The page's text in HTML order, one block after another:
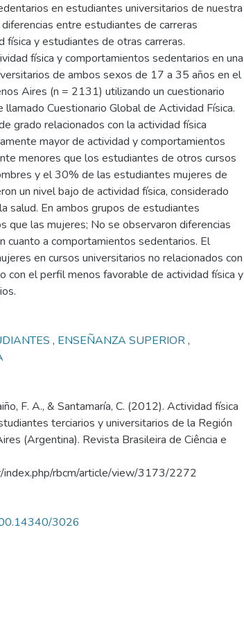
en estudiantes universitarios de nuestra
entre estudiantes de carreras
física y estudiantes de otras carreras.
física y comportamientos sedentarios en una
de ambos sexos de 17 a 35 años en el
Aires (n = 2131) utilizando un cuestionario
Cuestionario Global de Actividad Física.
grado relacionados con la actividad física
mayor de actividad y comportamientos
menores que los estudiantes de otros cursos
y el 30% de las estudiantes mujeres de
un nivel bajo de actividad física, considerado
salud. En ambos grupos de estudiantes
que las mujeres; No se observaron diferencias
cuanto a comportamientos sedentarios. El
en cursos universitarios no relacionados con
con el perfil menos favorable de actividad física y
, ENSEÑANZA SUPERIOR,
F. A., & Santamaría, C. (2012). Actividad física
terciarios y universitarios de la Región
(Argentina). Revista Brasileira de Ciência e
index.php/rbcm/article/view/3173/2272
3026